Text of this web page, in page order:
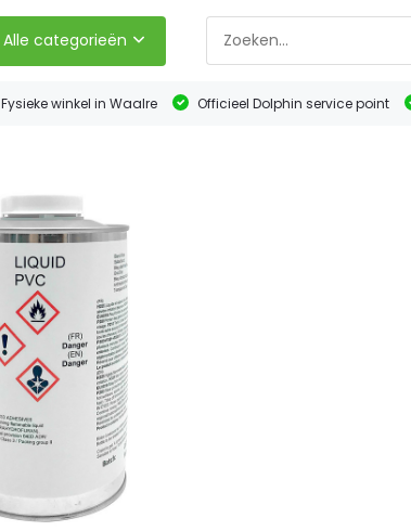
Alle categorieën
Fysieke winkel in Waalre Officieel Dolphin service point